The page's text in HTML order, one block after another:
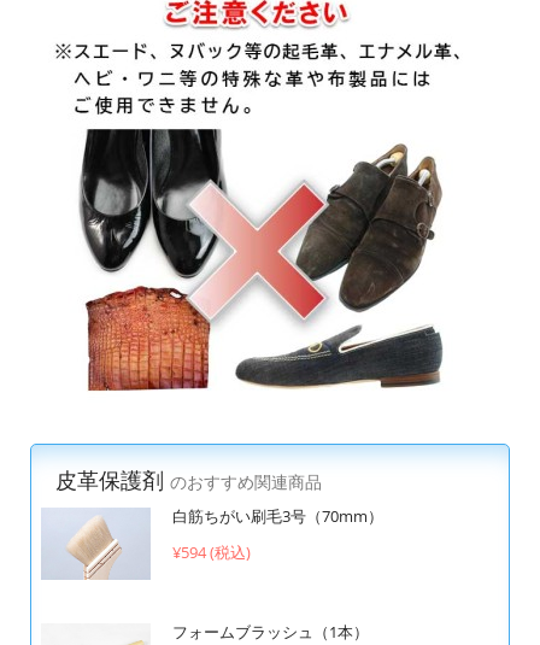
皮革保護剤 のおすすめ関連商品
白筋ちがい刷毛3号（70mm）
¥594 (税込)
フォームブラッシュ（1本）